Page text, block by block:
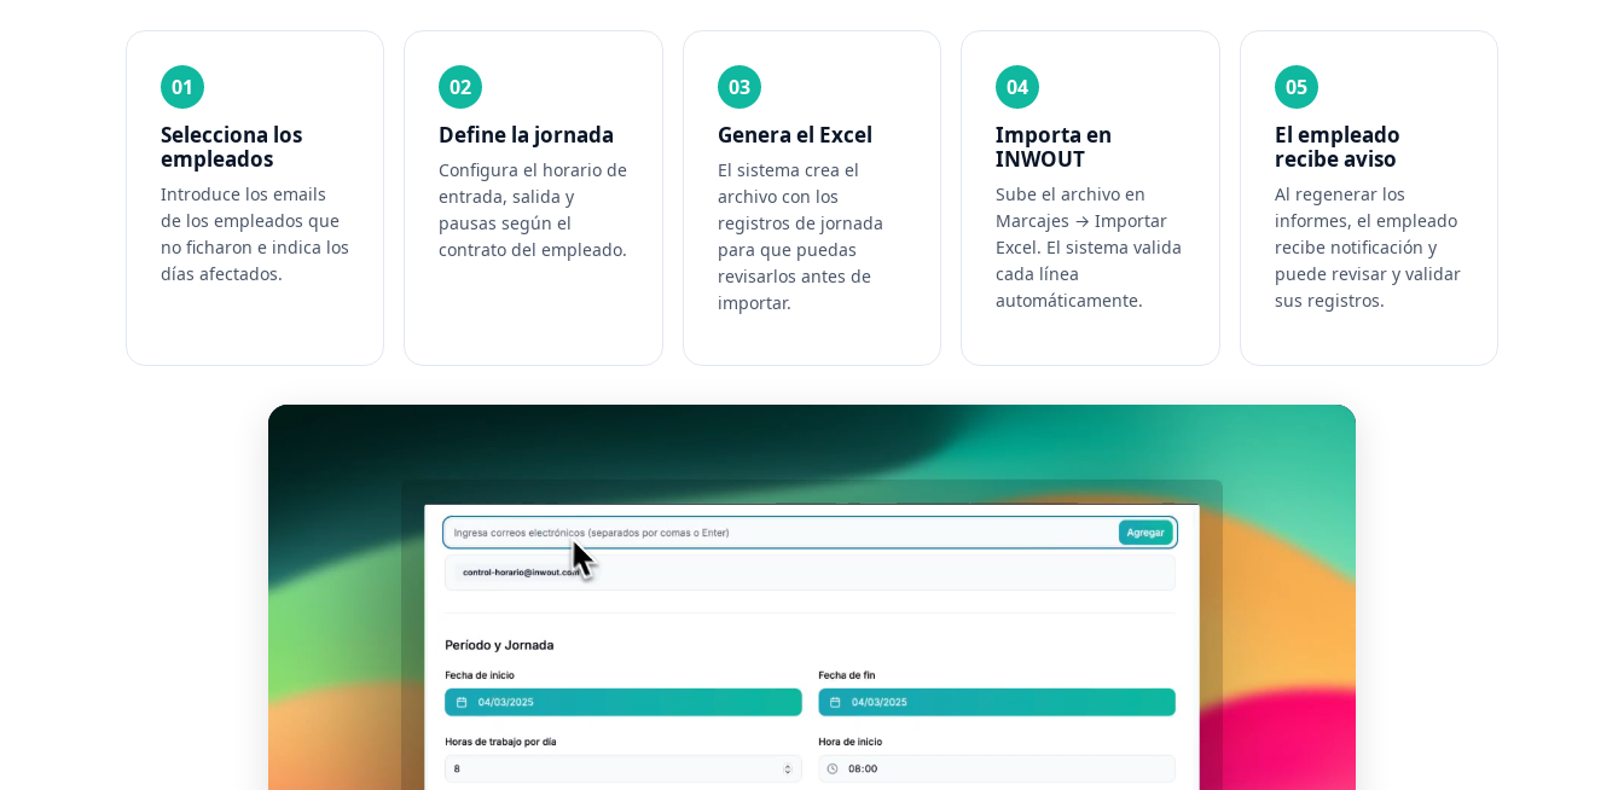
01
Selecciona los
empleados
Introduce los emails
de los empleados que
no ficharon e indica los
días afectados.
02
Define la jornada
Configura el horario de
entrada, salida y
pausas según el
contrato del empleado.
03
Genera el Excel
El sistema crea el
archivo con los
registros de jornada
para que puedas
revisarlos antes de
importar.
04
Importa en
INWOUT
Sube el archivo en
Marcajes → Importar
Excel. El sistema valida
cada línea
automáticamente.
05
El empleado
recibe aviso
Al regenerar los
informes, el empleado
recibe notificación y
puede revisar y validar
sus registros.